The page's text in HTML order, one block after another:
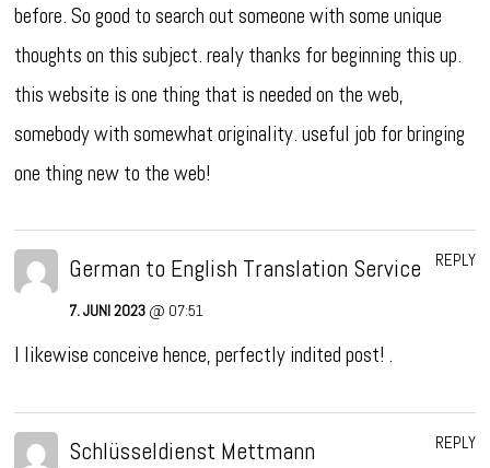
before. So good to search out someone with some unique
thoughts on this subject. realy thanks for beginning this up.
this website is one thing that is needed on the web,
somebody with somewhat originality. useful job for bringing
one thing new to the web!
German to English Translation Service
7. JUNI 2023 @ 07:51
I likewise conceive hence, perfectly indited post! .
REPLY
Schlüsseldienst Mettmann REPLY